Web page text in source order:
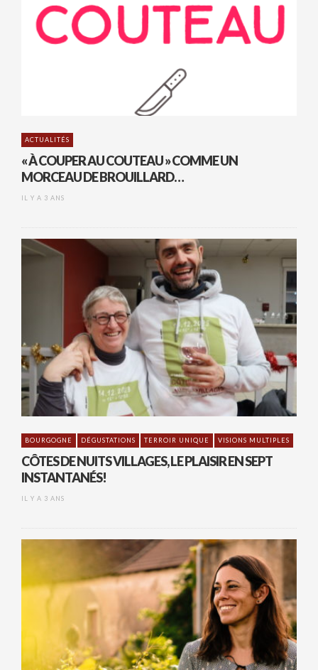
ACTUALITÉS
« À COUPER AU COUTEAU » COMME UN
MORCEAU DE BROUILLARD…
IL Y A 3 ANS
BOURGOGNE DÉGUSTATIONS TERROIR UNIQUE VISIONS MULTIPLES
CÔTES DE NUITS VILLAGES, LE PLAISIR EN SEPT
INSTANTANÉS!
IL Y A 3 ANS